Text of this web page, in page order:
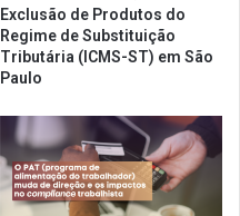
Exclusão de Produtos do
Regime de Substituição
Tributária (ICMS-ST) em São
Paulo